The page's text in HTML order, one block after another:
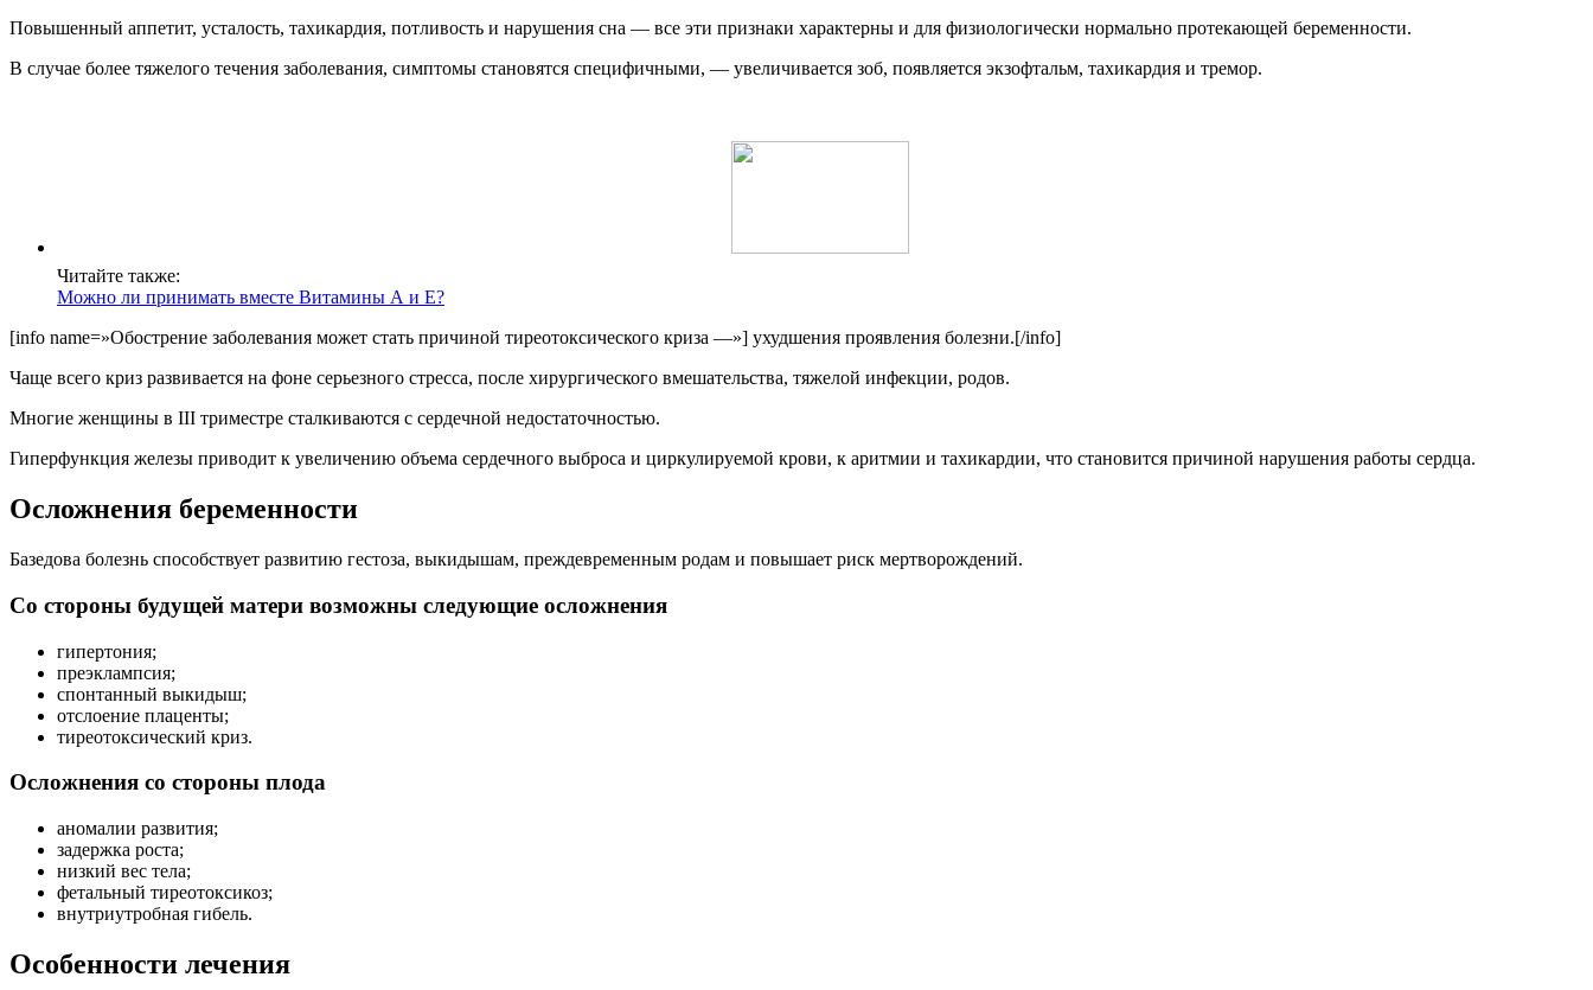
Повышенный аппетит, усталость, тахикардия, потливость и нарушения сна — все эти признаки характерны и для физиологически нормально протекающей беременности.
В случае более тяжелого течения заболевания, симптомы становятся специфичными, — увеличивается зоб, появляется экзофтальм, тахикардия и тремор.
Читайте также:
Можно ли принимать вместе Витамины А и Е?
[info name=»Обострение заболевания может стать причиной тиреотоксического криза —»] ухудшения проявления болезни.[/info]
Чаще всего криз развивается на фоне серьезного стресса, после хирургического вмешательства, тяжелой инфекции, родов.
Многие женщины в III триместре сталкиваются с сердечной недостаточностью.
Гиперфункция железы приводит к увеличению объема сердечного выброса и циркулируемой крови, к аритмии и тахикардии, что становится причиной нарушения работы сердца.
Осложнения беременности
Базедова болезнь способствует развитию гестоза, выкидышам, преждевременным родам и повышает риск мертворождений.
Со стороны будущей матери возможны следующие осложнения
гипертония;
преэклампсия;
спонтанный выкидыш;
отслоение плаценты;
тиреотоксический криз.
Осложнения со стороны плода
аномалии развития;
задержка роста;
низкий вес тела;
фетальный тиреотоксикоз;
внутриутробная гибель.
Особенности лечения